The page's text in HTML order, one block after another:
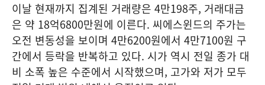
이날 현재까지 집계된 거래량은 4만198주, 거래대금
은 약 18억6800만원에 이른다. 씨에스윈드의 주가는
오전 변동성을 보이며 4만6200원에서 4만7100원 구
간에서 등락을 반복하고 있다. 시가 역시 전일 종가 대
비 소폭 높은 수준에서 시작했으며, 고가와 저가 모두